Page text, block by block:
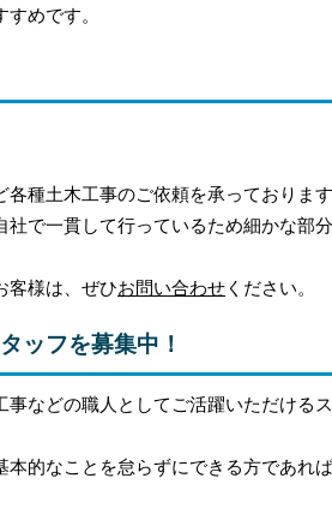
めです。
種土木工事のご依頼を承っております
で一貫して行っているため細かな部
客様は、ぜひお問い合わせください。
ッフを募集中！
などの職人としてご活躍いただける
的なことを怠らずにできる方であれ